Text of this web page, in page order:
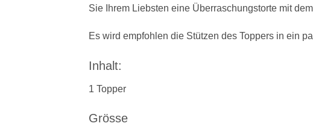
Sie Ihrem Liebsten eine Überraschungstorte mit
Es wird empfohlen die Stützen des Toppers in ein
Inhalt:
1 Topper
Grösse